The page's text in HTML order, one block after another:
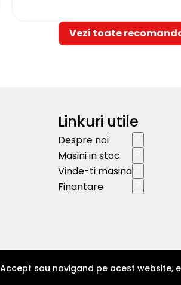
Vezi toate
sau navigand pe acest
Linkuri utile
Despre noi
Masini in stoc
Vinde-ti masina
Finantare